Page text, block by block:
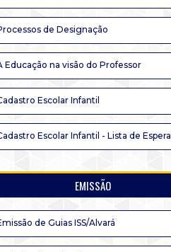
de Designação
Educação na visão do Professor
Escolar Infantil
Escolar Infantil - Lista de Espera
EMISSÃO
de Guias ISS/Alvará